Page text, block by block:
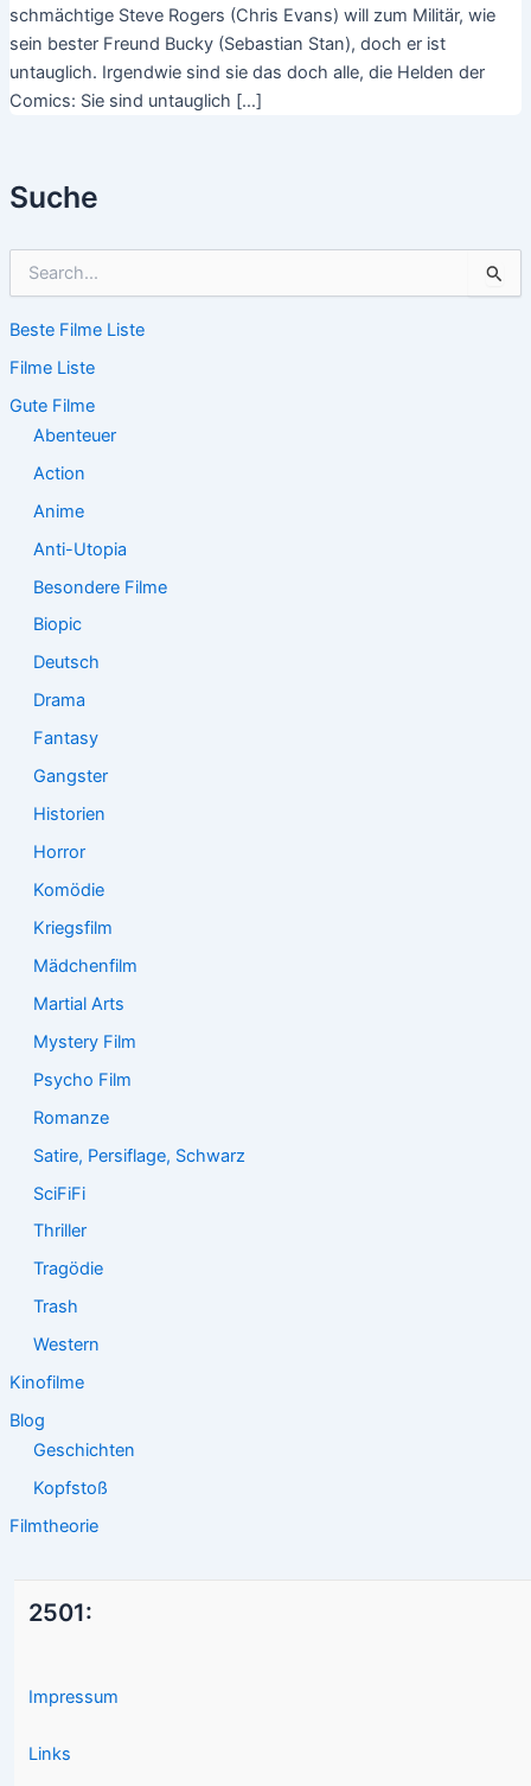
Suche
h
n
n
Beste Filme Liste
Filme Liste
Gute Filme
Abenteuer
Action
Anime
Anti-Utopia
Besondere Filme
Biopic
Deutsch
Drama
Fantasy
Gangster
Historien
Horror
Komödie
Kriegsfilm
Mädchenfilm
Martial Arts
Mystery Film
Psycho Film
Romanze
Satire, Persiflage, Schwarz
SciFiFi
Thriller
Tragödie
Trash
Western
Kinofilme
Blog
Geschichten
Kopfstoß
Filmtheorie
schmächtige Steve Rogers (Chris Evans) will zum Militär, wie
sein bester Freund Bucky (Sebastian Stan), doch er ist
untauglich. Irgendwie sind sie das doch alle, die Helden der
Comics: Sie sind untauglich […]
2501:
Impressum
Links